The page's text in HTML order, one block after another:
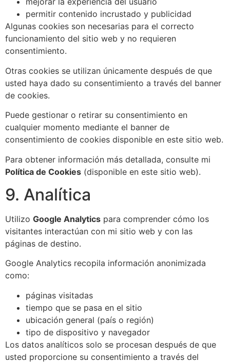
permitir contenido incrustado y publicidad
Algunas cookies son necesarias para el correcto
funcionamiento del sitio web y no requieren
consentimiento.
Otras cookies se utilizan únicamente después de que
usted haya dado su consentimiento a través del banner
de cookies.
Puede gestionar o retirar su consentimiento en
cualquier momento mediante el banner de
consentimiento de cookies disponible en este sitio web.
Para obtener información más detallada, consulte mi
Política de Cookies (disponible en este sitio web).
9. Analítica
Utilizo Google Analytics para comprender cómo los
visitantes interactúan con mi sitio web y con las
páginas de destino.
Google Analytics recopila información anonimizada
como:
páginas visitadas
tiempo que se pasa en el sitio
ubicación general (país o región)
tipo de dispositivo y navegador
Los datos analíticos solo se procesan después de que
usted proporcione su consentimiento a través del